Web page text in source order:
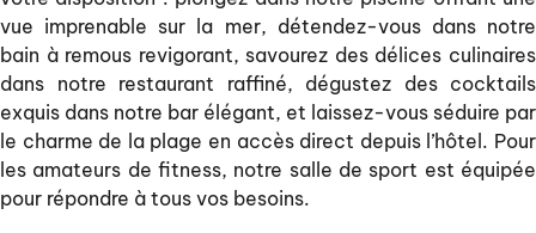
vue imprenable sur la mer, détendez-vous dans notre
bain à remous revigorant, savourez des délices culinaires
dans notre restaurant raffiné, dégustez des cocktails
exquis dans notre bar élégant, et laissez-vous séduire par
le charme de la plage en accès direct depuis l’hôtel. Pour
les amateurs de fitness, notre salle de sport est équipée
pour répondre à tous vos besoins.